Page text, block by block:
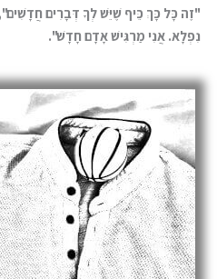
"זֶה כָּל כָּךְ כֵּיף שֶׁיֵּשׁ לְךָ דְּבָרִים
נִפְלָא. אֲנִי מַרְגִּישׁ אָדָם חָדָשׁ".